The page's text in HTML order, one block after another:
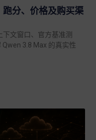
分、价格及购买渠
文窗口、官方基准测
3.8 Max 的真实性